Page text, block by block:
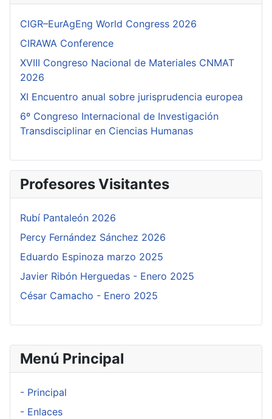
Menú Principal
- Principal
- Enlaces
CIGR–EurAgEng World Congress 2026
CIRAWA Conference
XVIII Congreso Nacional de Materiales CNMAT
2026
XI Encuentro anual sobre jurisprudencia europea
6º Congreso Internacional de Investigación
Transdisciplinar en Ciencias Humanas
Profesores Visitantes
Rubí Pantaleón 2026
Percy Fernández Sánchez 2026
Eduardo Espinoza marzo 2025
Javier Ribón Herguedas - Enero 2025
César Camacho - Enero 2025